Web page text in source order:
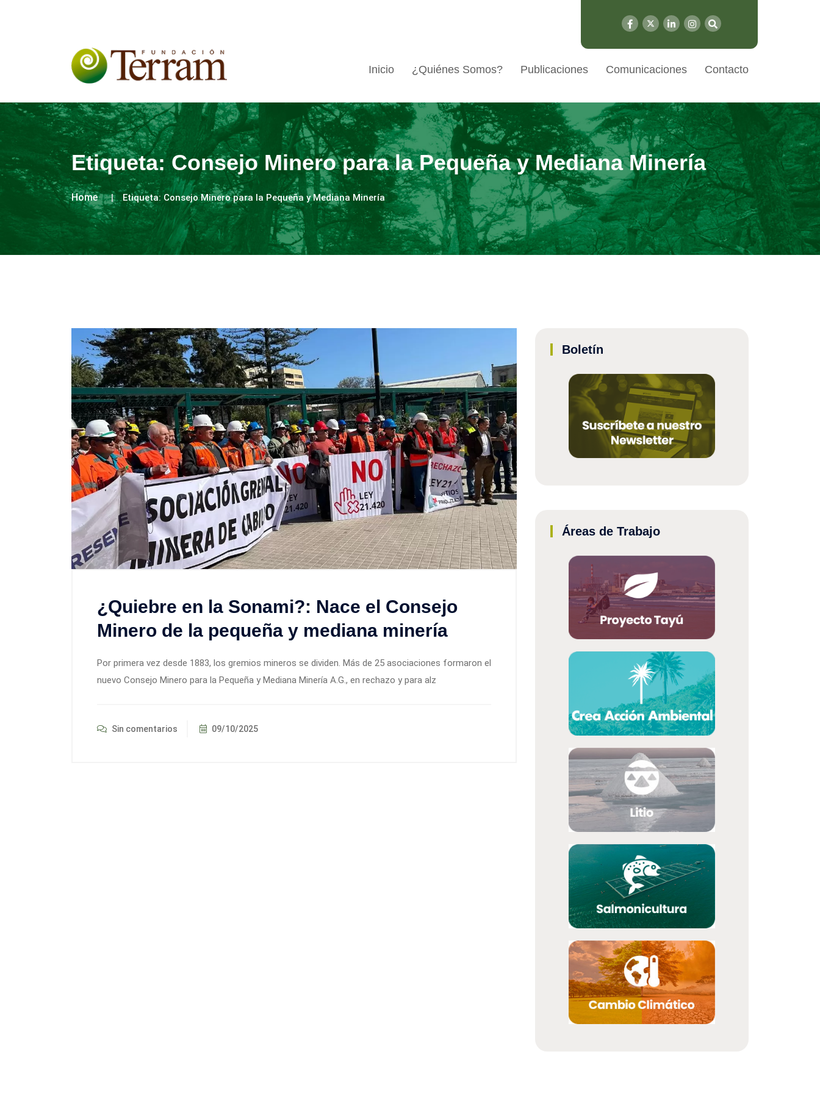
Inicio ¿Quiénes Somos? Publicaciones Comunicaciones Contacto
Etiqueta:Consejo Minero para la Pequeña y Mediana Minería
Home Etiqueta:Consejo Minero para la Pequeña y Mediana Minería
¿Quiebre en la Sonami?: Nace el Consejo
Minero de la pequeña y mediana minería
Por primera vez desde 1883, los gremios mineros se dividen. Más de 25 asociaciones formaron el
nuevo Consejo Minero para la Pequeña y Mediana Minería A.G., en rechazo y para alz
Sin comentarios 09/10/2025
Boletín
Áreas de Trabajo